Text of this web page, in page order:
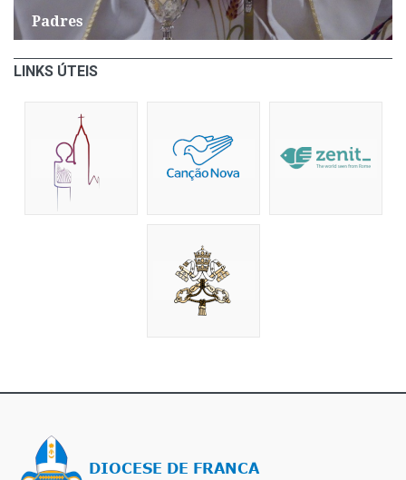
Padres
LINKS ÚTEIS